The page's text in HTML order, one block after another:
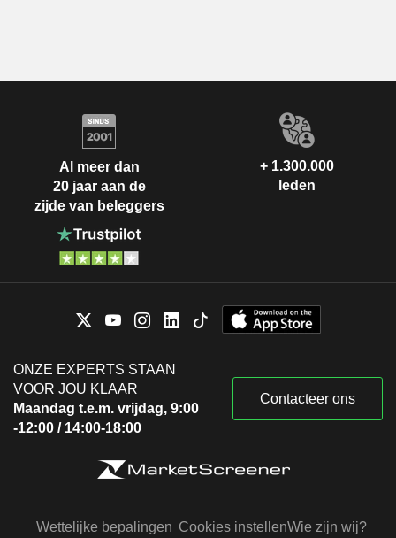
Al meer dan
20 jaar aan de
zijde van beleggers
+ 1.300.000
leden
ONZE EXPERTS STAAN
VOOR JOU KLAAR
Maandag t.e.m. vrijdag, 9:00
-12:00 / 14:00-18:00
Contacteer ons
Wettelijke bepalingen Cookies instellenWie zijn wij?